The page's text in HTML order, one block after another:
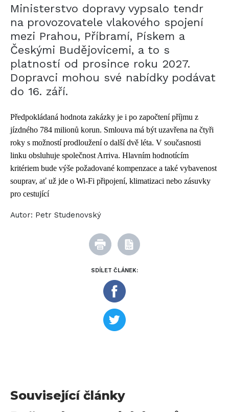
SDÍLET ČLÁNEK:
Ministerstvo dopravy vypsalo tendr
na provozovatele vlakového spojení
mezi Prahou, Příbramí, Pískem a
Českými Budějovicemi, a to s
platností od prosince roku 2027.
Dopravci mohou své nabídky podávat
do 16. září.
Předpokládaná hodnota zakázky je i po započtení příjmu z
jízdného 784 milionů korun. Smlouva má být uzavřena na čtyři
roky s možností prodloužení o další dvě léta. V současnosti
linku obsluhuje společnost Arriva. Hlavním hodnotícím
kritériem bude výše požadované kompenzace a také vybavenost
souprav, ať už jde o Wi-Fi připojení, klimatizaci nebo zásuvky
pro cestující
Autor: Petr Studenovský
Související články